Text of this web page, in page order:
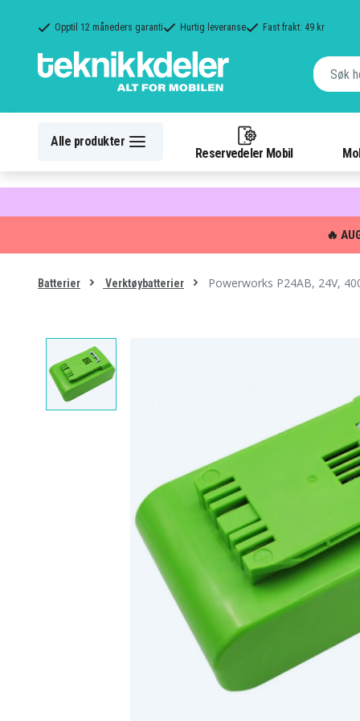
Opptil 12 måneders garanti Hurtig leveranse Fast frakt: 49 kr
Alle produkter
Reservedeler Mobil
🔥
Batterier Verktøybatterier Powerworks P24AB, 24V,